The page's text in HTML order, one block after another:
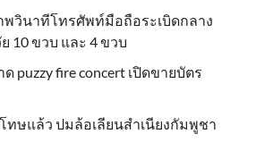
พวินาทีโทรศัพท์มือถือระเบิดกลาง
10 ขวบ และ 4 ขวบ
puzzy fire concert เปิดขายบัตร
ทษแล้ว ปมล้อเลียนสำเนียงกัมพูชา